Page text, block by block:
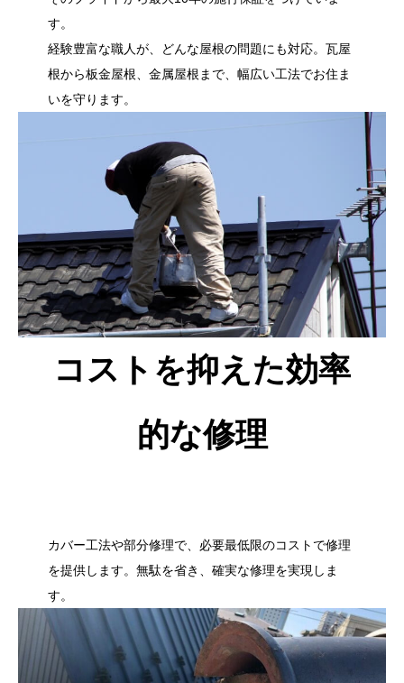
す。
経験豊富な職人が、どんな屋根の問題にも対応。瓦屋
根から板金屋根、金属屋根まで、幅広い工法でお住ま
いを守ります。
コストを抑えた効率
的な修理
カバー工法や部分修理で、必要最低限のコストで修理
を提供します。無駄を省き、確実な修理を実現しま
す。